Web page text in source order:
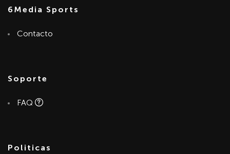
6Media Sports
Contacto
Soporte
FAQ
Politicas